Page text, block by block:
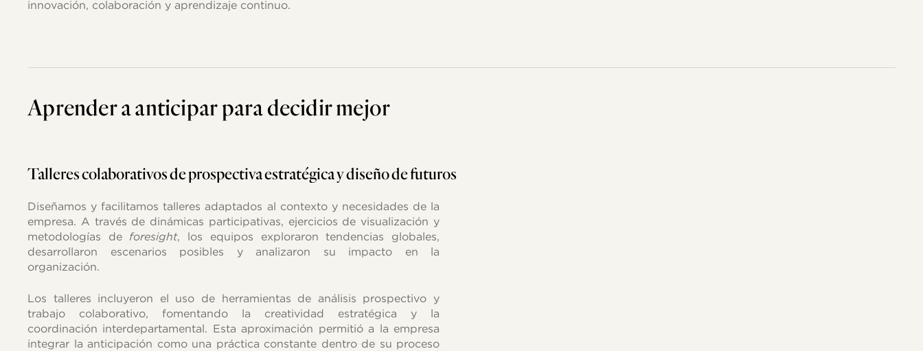
innovación, colaboración y aprendizaje continuo.
Aprendera anticiparpara decidirmejor
Tallerescolaborativosdeprospectivaestratégicaydiseñodefuturos
Diseñamos y facilitamos talleres adaptados al contexto y necesidades de la
empresa. A través de dinámicas participativas, ejercicios de visualización y
metodologías de foresight, los equipos exploraron tendencias globales,
desarrollaron escenarios posibles y analizaron su impacto en la
organización.
Los talleres incluyeron el uso de herramientas de análisis prospectivo y
trabajo colaborativo, fomentando la creatividad estratégica y la
coordinación interdepartamental. Esta aproximación permitió a la empresa
integrar la anticipación como una práctica constante dentro de su proceso